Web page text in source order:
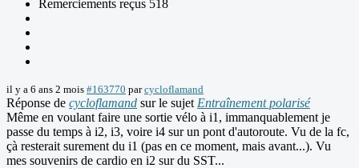
Remerciements reçus 518
il y a 6 ans 2 mois #163770 parcycloflamand
Réponse de cycloflamand sur le sujet Entraînement polarisé
Même en voulant faire une sortie vélo à i1, immanquablement je
passe du temps à i2, i3, voire i4 sur un pont d'autoroute. Vu de la fc,
çà resterait surement du i1 (pas en ce moment, mais avant...). Vu
mes souvenirs de cardio en i2 sur du SST...